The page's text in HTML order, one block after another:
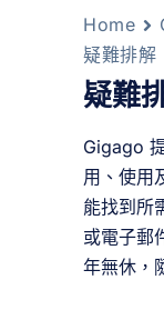
Home
疑難排解
疑難
Gigago
用、使用
能找到所
或電子郵
年無休，